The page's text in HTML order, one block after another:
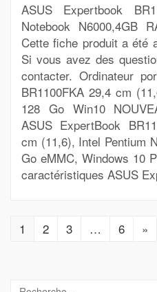
ASUS Expertbook
Notebook N6000,4GB
Cette fiche produit a été
Si vous avez des
contacter. Ordinateur
BR1100FKA 29,4 cm
128 Go Win10
ASUS ExpertBook
cm (11,6), Intel Pentium
Go eMMC, Windows 10
caractéristiques ASUS
1 2 3 … 6 »